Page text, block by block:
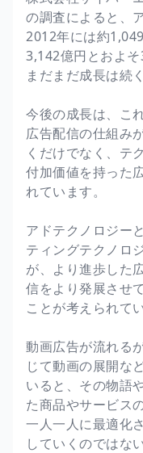
の調査によると、
2012年には約
3,142億円とおよ
まだまだ成長は続
今後の成長は、こ
広告配信の仕組み
くだけでなく、テ
付加価値を持った
れています。
アドテクノロジー
ティングテクノロ
が、より進歩した
信をより発展させ
ことが考えられて
動画広告が流れる
じて動画の展開な
いると、その物語
た商品やサービス
一人一人に最適化
していくのではな